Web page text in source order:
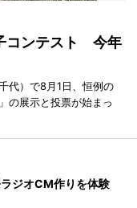
コンテスト 今年
代）で8月1日、恒例の
の展示と投票が始まっ
ジオCM作りを体験